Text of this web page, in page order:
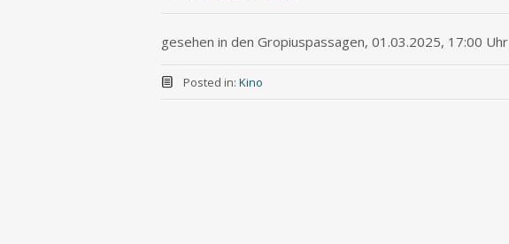
gesehen in den Gropiuspassagen, 01.03.2025, 17:00 Uhr
Posted in: Kino